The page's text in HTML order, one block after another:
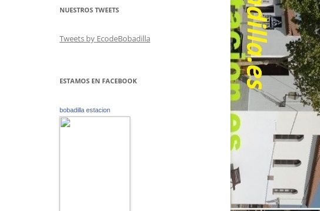
NUESTROS TWEETS
Tweets by EcodeBobadilla
ESTAMOS EN FACEBOOK
bobadilla estacion